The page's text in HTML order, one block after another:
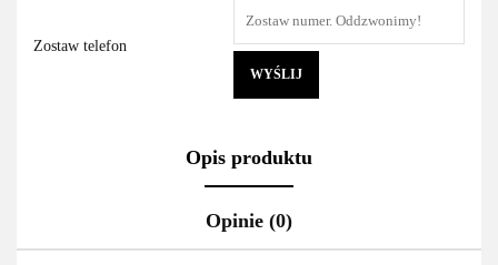
Zostaw telefon
WYŚLIJ
Opis produktu
Opinie (0)